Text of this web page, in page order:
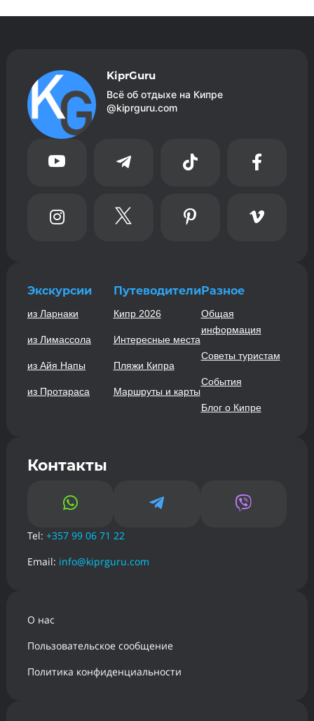
KiprGuru
Всё об отдыхе на Кипре
@kiprguru.com
   
   
Экскурсии
из Ларнаки
из Лимассола
из Айя Напы
из Протараса
Путеводители
Кипр 2026
Интересные места
Пляжи Кипра
Маршруты и карты
Разное
Общая
информация
Советы туристам
События
Блог о Кипре
Контакты
  
Tel: +357 99 06 71 22
Email: info@kiprguru.com
О нас
Пользовательское сообщение
Политика конфиденциальности